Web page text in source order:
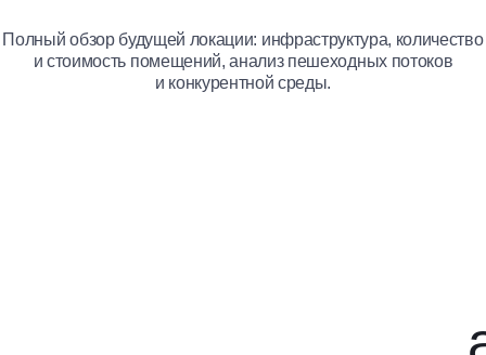
Полный обзор будущей локации: инфраструктура, количество
и стоимость помещений, анализ пешеходных потоков
и конкурентной среды.